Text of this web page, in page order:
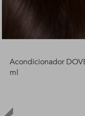
Acondicionador
ml